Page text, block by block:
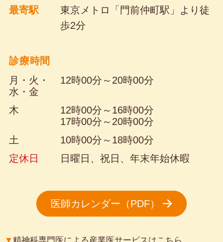
最寄駅 東京メトロ「門前仲町駅」より 徒
歩2分
診療時間
月・火・
水・金
12時00分～20時00分
木
12時00分～16時00分
17時00分～20時00分
土
10時00分～18時00分
定休日
日曜日、祝日、年末年始休暇
医師カレンダー（PDF）